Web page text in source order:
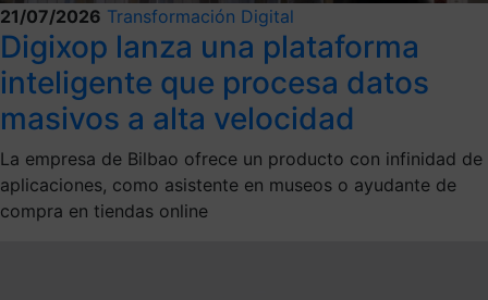
21/07/2026 Transformación Digital
Digixop lanza una plataforma
inteligente que procesa datos
masivos a alta velocidad
La empresa de Bilbao ofrece un producto con infinidad de
aplicaciones, como asistente en museos o ayudante de
compra en tiendas online